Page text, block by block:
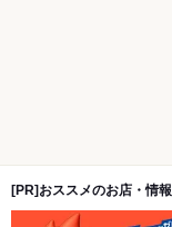
[PR]おススメのお店・情報